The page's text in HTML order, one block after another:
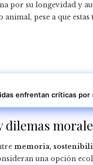
por su longevidad y
pese a que
enfrentan críticas por
dilemas
memoria,
una opción